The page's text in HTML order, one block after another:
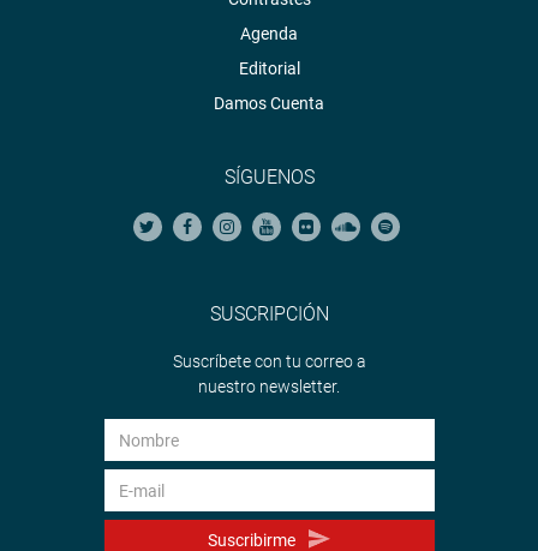
Agenda
Editorial
Damos Cuenta
SÍGUENOS
SUSCRIPCIÓN
Suscríbete con tu correo a
nuestro newsletter.
Suscribirme